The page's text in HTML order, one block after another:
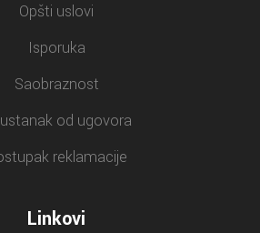
Opšti uslovi
Isporuka
Saobraznost
od ugovora
reklamacije
Linkovi